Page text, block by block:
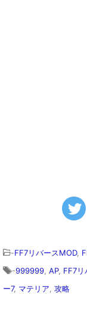
-FF7リバースMOD,
-999999 AP, FF7リ
ー7, マテリア 攻略